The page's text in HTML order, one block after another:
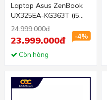
Laptop Asus ZenBook
UX325EA-KG363T (i5
1135G7/8GB
RAM/512GB SSD/13.3
FHD/Win10/Cáp USB to
LAN,USB C-Audio/Xám)
24.999.000đ
-4%
23.999.000đ
Còn hàng